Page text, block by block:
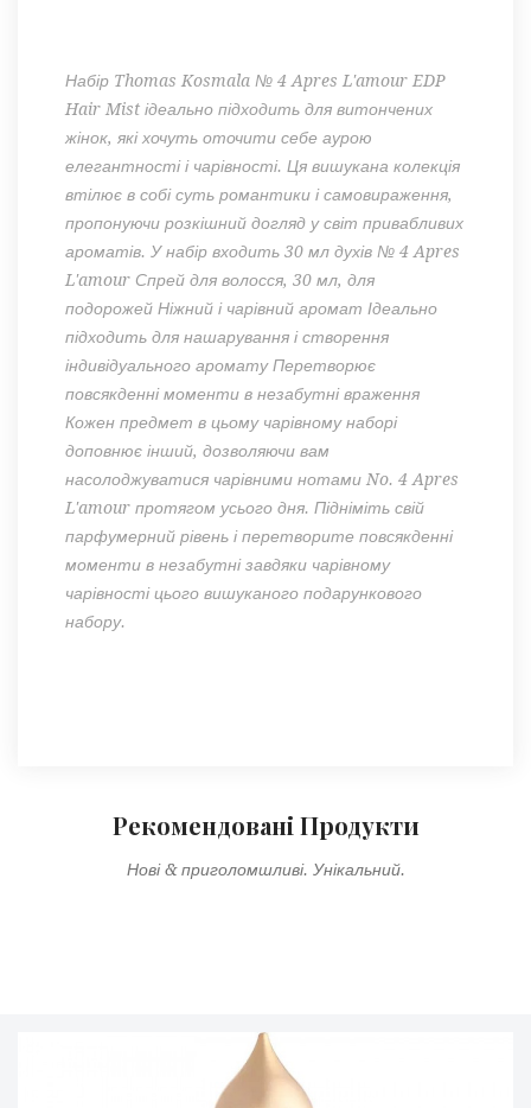
Набір Thomas Kosmala № 4 Apres L'amour EDP
Hair Mist ідеально підходить для витончених
жінок, які хочуть оточити себе аурою
елегантності і чарівності. Ця вишукана колекція
втілює в собі суть романтики і самовираження,
пропонуючи розкішний догляд у світ привабливих
ароматів. У набір входить 30 мл духів № 4 Apres
L'amour Спрей для волосся, 30 мл, для
подорожей Ніжний і чарівний аромат Ідеально
підходить для нашарування і створення
індивідуального аромату Перетворює
повсякденні моменти в незабутні враження
Кожен предмет в цьому чарівному наборі
доповнює інший, дозволяючи вам
насолоджуватися чарівними нотами No. 4 Apres
L'amour протягом усього дня. Підніміть свій
парфумерний рівень і перетворите повсякденні
моменти в незабутні завдяки чарівному
чарівності цього вишуканого подарункового
набору.
Рекомендовані Продукти
Нові & приголомшливі. Унікальний.